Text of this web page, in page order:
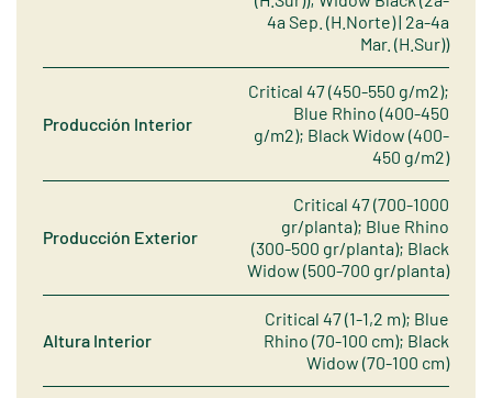
4a Sep. (H.Norte) | 2a-4a
Mar. (H.Sur))
Producción Interior
Critical 47 (450-550 g/m2);
Blue Rhino (400-450
g/m2); Black Widow (400-
450 g/m2)
Producción Exterior
Critical 47 (700-1000
gr/planta); Blue Rhino
(300-500 gr/planta); Black
Widow (500-700 gr/planta)
Altura Interior
Critical 47 (1-1,2 m); Blue
Rhino (70-100 cm); Black
Widow (70-100 cm)